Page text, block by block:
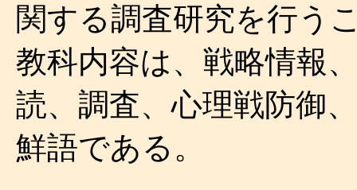
関する調査研究を行う
教科内容は、戦略情報
読、調査、心理戦防御
鮮語である。